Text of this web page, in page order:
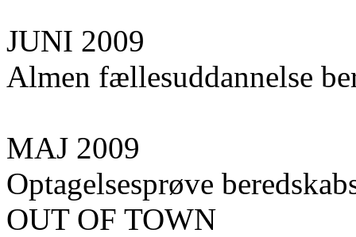
JUNI 2009
Almen fællesuddannelse
MAJ 2009
Optagelsesprøve
OUT OF TOWN